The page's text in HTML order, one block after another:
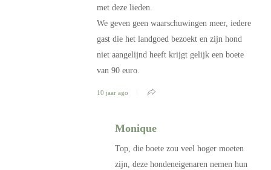
met deze lieden.
We geven geen waarschuwingen meer, iedere
gast die het landgoed bezoekt en zijn hond
niet aangelijnd heeft krijgt gelijk een boete
van 90 euro.
10 jaar ago
Monique
Top, die boete zou veel hoger moeten
zijn, deze hondeneigenaren nemen hun